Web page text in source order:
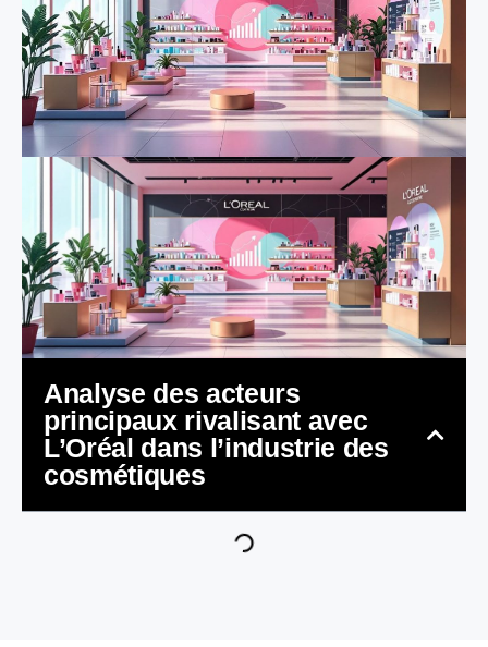
Analyse des acteurs
principaux rivalisant avec
L’Oréal dans l’industrie des
cosmétiques